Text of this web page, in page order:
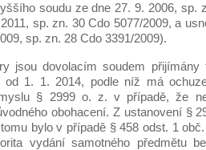
soudu ze dne 27. 9. 2006, sp.
sp. zn. 30 Cdo 5077/2009, a
sp. zn. 28 Cdo 3391/2009).
jsou dovolacím soudem
od 1. 1. 2014, podle níž má
§ 2999 o. z. v případě, že
obohacení. Z ustanovení §
bylo v případě § 458 odst. 1
vydání samotného předmětu